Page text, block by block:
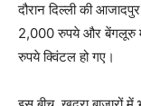
दौरान दिल्ली की
2,000 रुपये और बेंगलूरु
रुपये ​क्विंटल हो गए।